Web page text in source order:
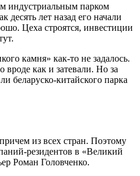
индустриальным парком
лет назад его начали
Цеха строятся, инвестиции
камня» как-то не задалось.
вроде как и затевали. Но за
беларуско-китайского парка
из всех стран. Поэтому
резидентов в «Великий
Роман Головченко.